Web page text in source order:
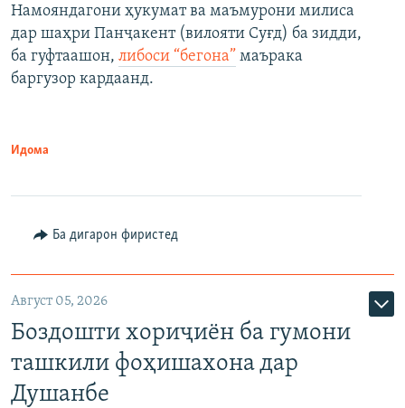
Намояндагони ҳукумат ва маъмурони милиса
дар шаҳри Панҷакент (вилояти Суғд) ба зидди,
ба гуфтаашон, либоси “бегона” маърака
баргузор кардаанд.
Идома
Ба дигарон фиристед
Август 05, 2026
Боздошти хориҷиён ба гумони
ташкили фоҳишахона дар
Душанбе